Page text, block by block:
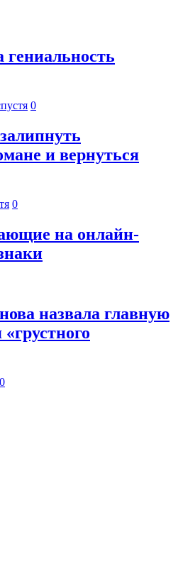
гениальность
0
и вернуться
0
на онлайн-
назвала главную
0